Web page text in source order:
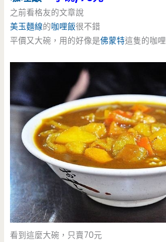
之前看格友的文章說
美玉麵線的咖哩飯很不錯
平價又大碗，用的好像是佛蒙特這隻的咖哩
看到這麼大碗，只賣70元